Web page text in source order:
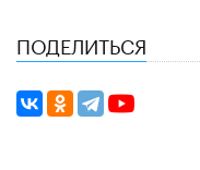
ПОДЕЛИТЬСЯ